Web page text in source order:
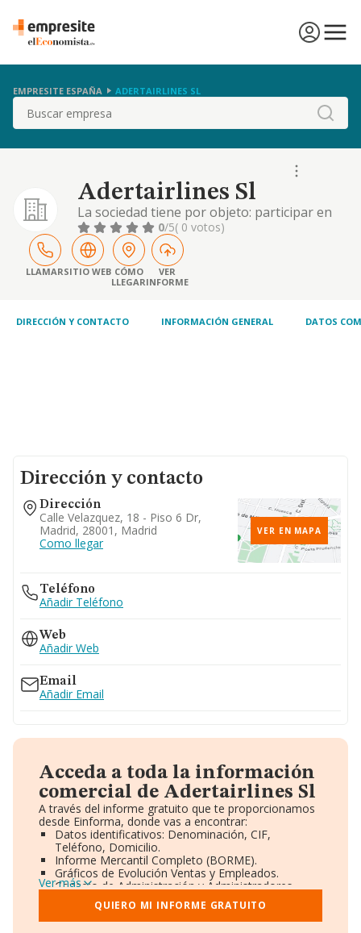
EMPRESITE ESPAÑA ADERTAIRLINES SL
Buscar
Adertairlines Sl
La sociedad tiene por objeto: participar en
empresas que desarrollen actividades tales
como el transporte comercial aereo de
pasajeros, correo y carga, asi como la
explotacion comercial, la reparacion y el
mantenimiento
0/5( 0 votos)
LLAMARSITIO WEB CÓMO
LLEGAR
VER
INFORME
DIRECCIÓN Y CONTACTO INFORMACIÓN GENERAL DATOS
Dirección y contacto
Dirección
Calle Velazquez, 18 - Piso 6 Dr,
Madrid, 28001, Madrid
Como llegar
VER EN MAPA
Teléfono
Añadir Teléfono
Web
Añadir Web
Email
Añadir Email
Acceda a toda la información
comercial de Adertairlines Sl
A través del informe gratuito que te proporcionamos
desde Einforma, donde vas a encontrar:
Datos identificativos: Denominación, CIF,
Teléfono, Domicilio.
Informe Mercantil Completo (BORME).
Gráficos de Evolución Ventas y Empleados.
Consejo de Administración y Administradores.
Directivos y Ejecutivos.
Accionistas.
Participaciones y Vinculaciones en otras empresas.
Ver más
QUIERO MI INFORME GRATUITO